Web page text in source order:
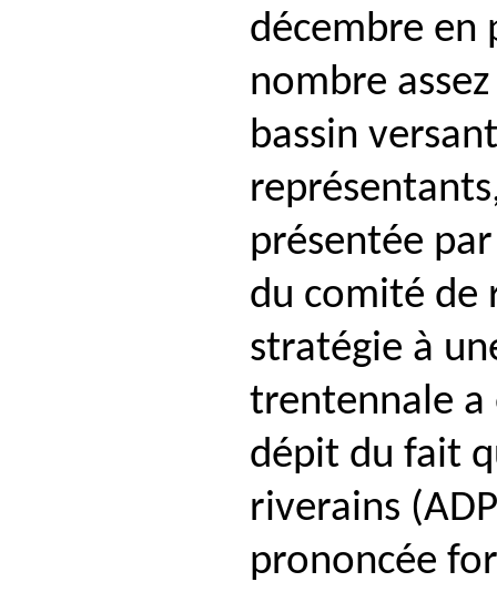
décembre en
nombre
bassin
présentée
du comité de
stratégie à
trentennale a
dépit du fait
riverains
prononcée